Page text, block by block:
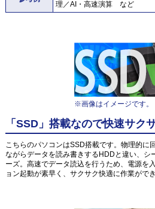
理／AI・高速演算 など
※画像はイメージです。
「SSD」搭載なので快速サク
こちらのパソコンはSSD搭載です。物理的に
ながらデータを読み書きするHDDと違い、シ
ーズ。高速でデータ読込を行うため、電源を
ョン起動が素早く、サクサク快適に作業ができ